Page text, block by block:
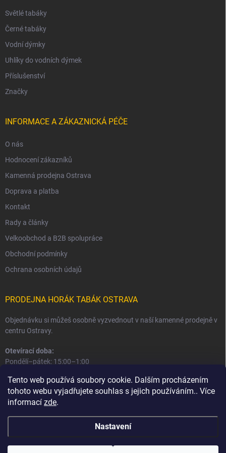
Tento web používá soubory cookie. Dalším procházením
tohoto webu vyjadřujete souhlas s jejich používáním.. Více
informací zde.
Nastavení
Světlé tabáky
Černé tabáky
Vodní dýmky
Uhlíky do vodních dýmek
Příslušenství
Značky
INFORMACE A ZÁKAZNICKÁ PÉČE
O nás
Hodnocení zákazníků
Kamenná prodejna Ostrava
Doprava a platba
Kontakt
Rady a články
Velkoobchod a B2B spolupráce
Obchodní podmínky
Ochrana osobních údajů
PRODEJNA HORÁK TABÁK OSTRAVA
Objednávku si můžeš osobně vyzvednout v naší kamenné prodejně v
centru Ostravy.
Otevírací doba:
Pondělí–pátek: 15:00–1:00
Informace o prodejně a osobním odběru
Copyright 2026Horák Tabák. Všechna práva vyhrazena.